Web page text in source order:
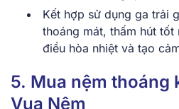
Kết hợp sử dụng ga trải
thoáng mát, thấm hút tốt
điều hòa nhiệt và tạo
5. Mua nệm thoáng
Vua Nệm